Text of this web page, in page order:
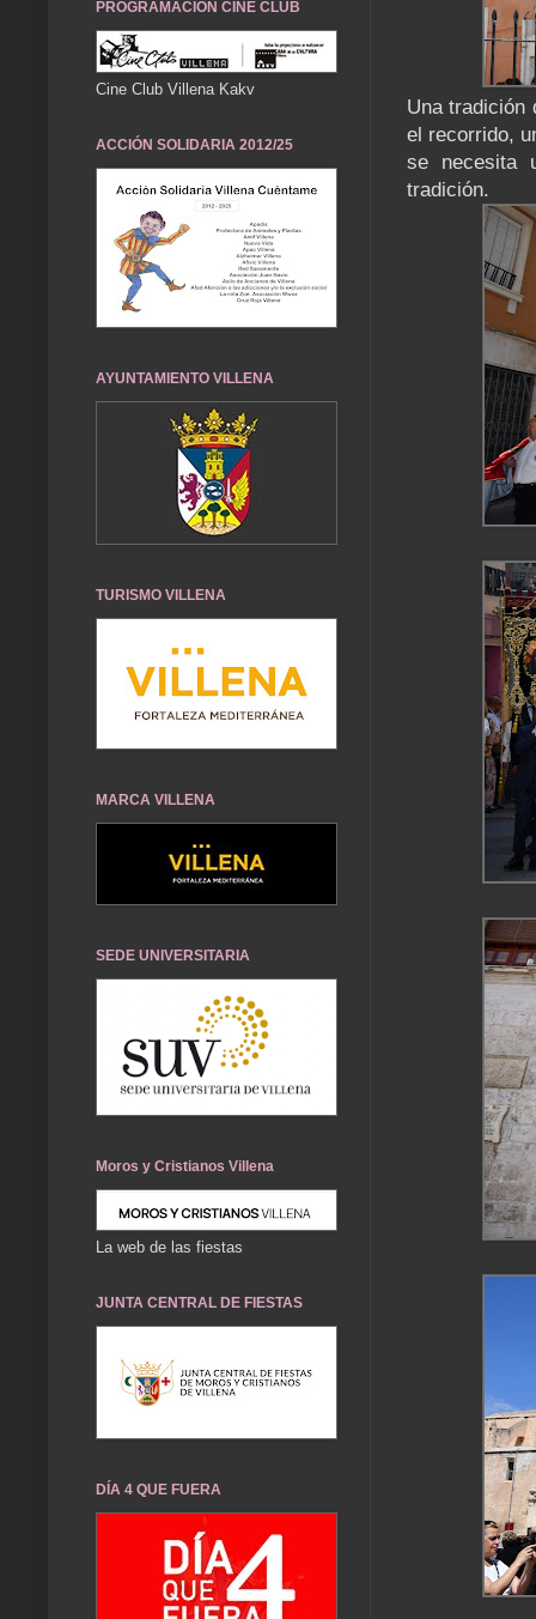
Una tradición
el recorrido,
se necesita
tradición.
PROGRAMACIÓN CINE CLUB
Cine Club Villena Kakv
ACCIÓN SOLIDARIA 2012/25
AYUNTAMIENTO VILLENA
TURISMO VILLENA
MARCA VILLENA
SEDE UNIVERSITARIA
Moros y Cristianos Villena
La web de las fiestas
JUNTA CENTRAL DE FIESTAS
DÍA 4 QUE FUERA